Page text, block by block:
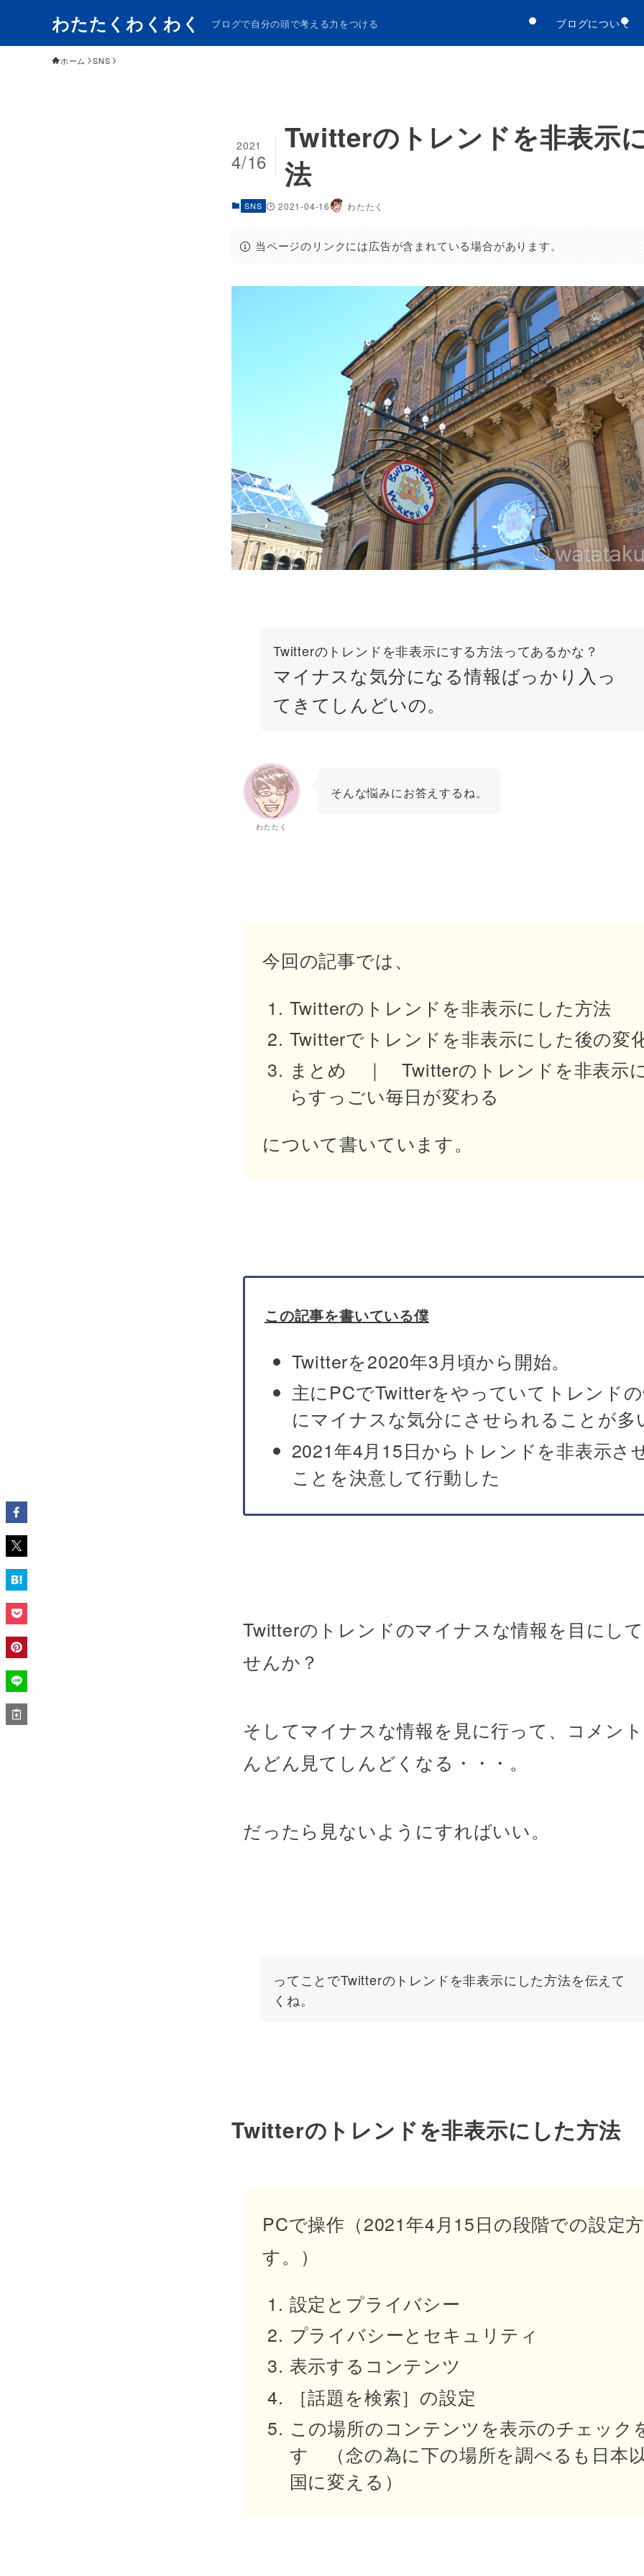
わたたくわくわく ブログで自分の頭で考える力をつける ブログについて
ホーム SNS
Twitterのトレンドを非表示
法
2021
4/16
SNS 2021-04-16 わたたく
当ページのリンクには広告が含まれている場合があります。
Twitterのトレンドを非表示にする方法ってあるかな？
マイナスな気分になる情報ばっかり入っ
てきてしんどいの。
わたたく
そんな悩みにお答えするね。
今回の記事では、
Twitterのトレンドを非表示にした方法
Twitterでトレンドを非表示にした後の変
まとめ ｜ Twitterのトレンドを非表示
らすっごい毎日が変わる
について書いています。
この記事を書いている僕
Twitterを2020年3月頃から開始。
主にPCでTwitterをやっていてトレンド
にマイナスな気分にさせられることが多
2021年4月15日からトレンドを非表示さ
ことを決意して行動した
Twitterのトレンドのマイナスな情報を目にし
せんか？
そしてマイナスな情報を見に行って、コメン
んどん見てしんどくなる・・・。
だったら見ないようにすればいい。
ってことでTwitterのトレンドを非表示にした方法を伝えて
くね。
Twitterのトレンドを非表示にした方法
PCで操作（2021年4月15日の段階での設定
す。）
設定とプライバシー
プライバシーとセキュリティ
表示するコンテンツ
［話題を検索］の設定
この場所のコンテンツを表示のチェック
す （念の為に下の場所を調べるも日本
国に変える）